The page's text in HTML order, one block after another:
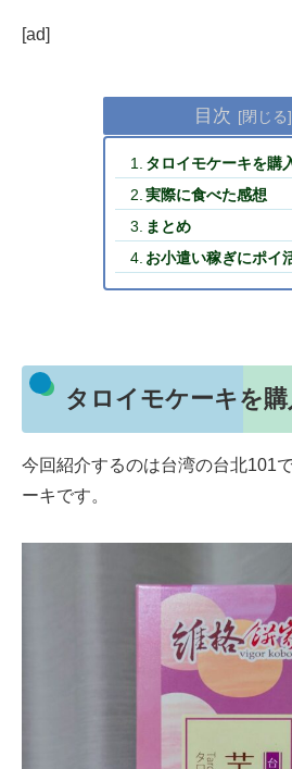
[ad]
目次
タロイモケーキを購
実際に食べた感想
まとめ
お小遣い稼ぎにポイ
タロイモケーキを
今回紹介するのは台湾の台北101
ーキです。